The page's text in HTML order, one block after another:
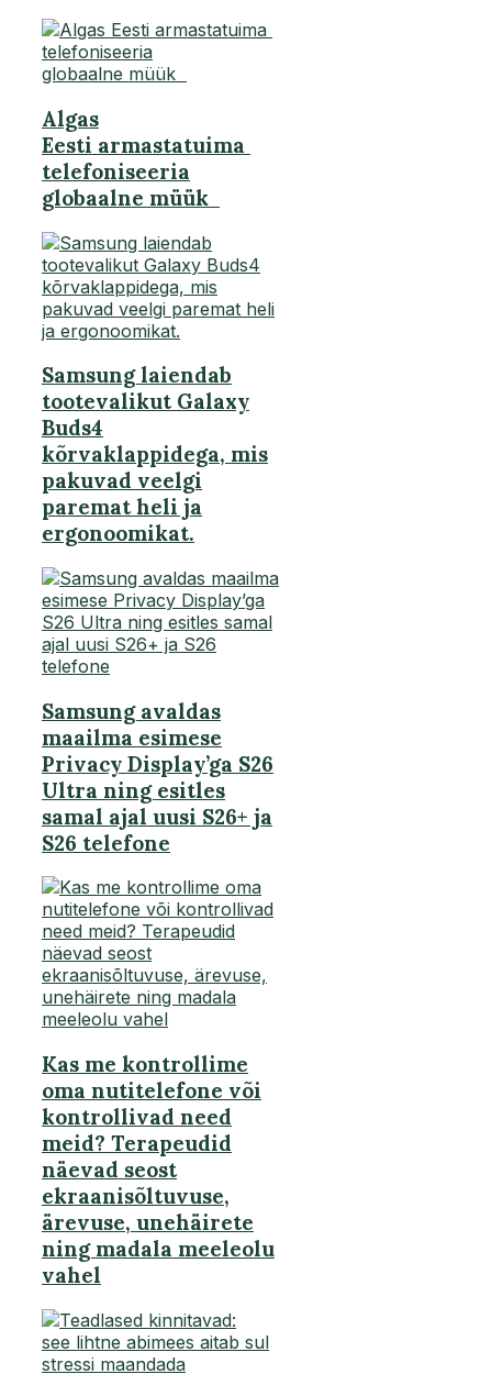
Algas
Eesti armastatuima
telefoniseeria
globaalne müük
Samsung laiendab
tootevalikut Galaxy
Buds4
kõrvaklappidega, mis
pakuvad veelgi
paremat heli ja
ergonoomikat.
Samsung avaldas
maailma esimese
Privacy Display’ga S26
Ultra ning esitles
samal ajal uusi S26+ ja
S26 telefone
Kas me kontrollime
oma nutitelefone või
kontrollivad need
meid? Terapeudid
näevad seost
ekraanisõltuvuse,
ärevuse, unehäirete
ning madala meeleolu
vahel